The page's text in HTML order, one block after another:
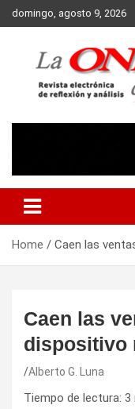
Skip
to
domingo, agosto 9, 2026
Home Caen las
Caen las
dispositivo
Alberto G. Luna
Tiempo de lectura: 3